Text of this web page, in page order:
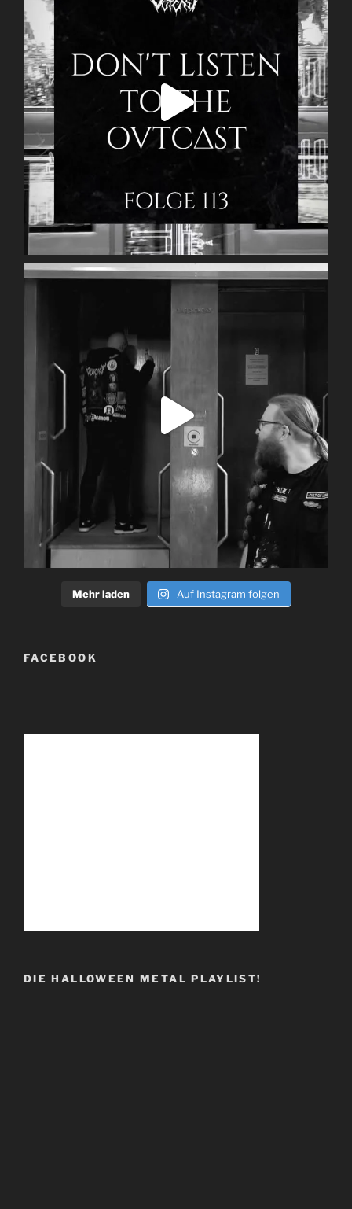
Mehr laden Auf Instagram folgen
FACEBOOK
DIE HALLOWEEN METAL PLAYLIST!